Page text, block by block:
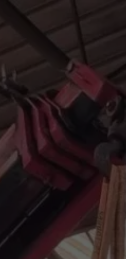
Panneau de gestion des cookies